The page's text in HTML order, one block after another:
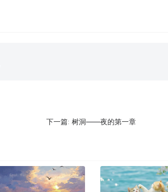
下一篇: 树洞——夜的第一章